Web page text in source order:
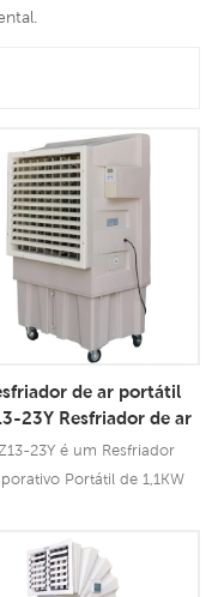
de ar portátil
23Y Resfriador de ar
móvel
23Y é um Resfriador
Portátil de 1,1KW
a tecnologia de
Consulte Mais
Informação